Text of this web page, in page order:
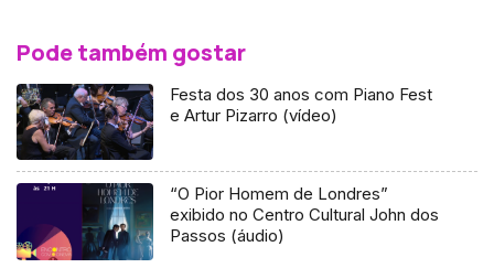
Pode também gostar
Festa dos 30 anos com Piano Fest
e Artur Pizarro (vídeo)
“O Pior Homem de Londres”
exibido no Centro Cultural John dos
Passos (áudio)